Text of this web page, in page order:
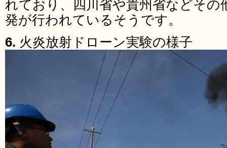
れており、四川省や貴州省などその
発が行われているそうです。
6. 火炎放射ドローン実験の様子